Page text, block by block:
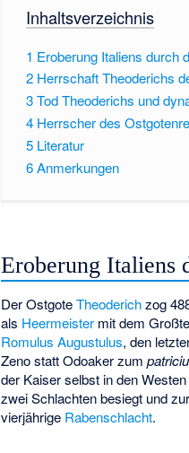
Inhaltsverzeichnis
1 Eroberung Italiens durch
2 Herrschaft Theoderichs
3Tod Theoderichs und
4 Herrscher des
5 Literatur
6Anmerkungen
Eroberung Italiens
Der OstgoteTheoderichzog
als Heermeister mit dem
Romulus Augustulus, den
Zeno statt Odoaker zum
der Kaiser selbst in den
zwei Schlachten besiegt und
vierjährige Rabenschlacht.